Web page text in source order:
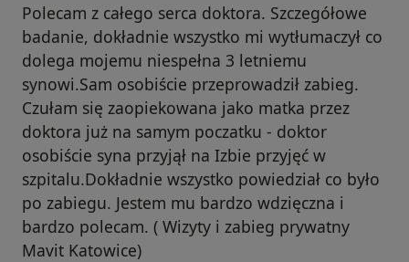
Polecam z całego serca doktora. Szczegółowe
badanie, dokładnie wszystko mi wytłumaczył co
dolega mojemu niespełna 3 letniemu
synowi.Sam osobiście przeprowadził zabieg.
Czułam się zaopiekowana jako matka przez
doktora już na samym poczatku - doktor
osobiście syna przyjął na Izbie przyjęć w
szpitalu.Dokładnie wszystko powiedział co było
po zabiegu. Jestem mu bardzo wdzięczna i
bardzo polecam. ( Wizyty i zabieg prywatny
Mavit Katowice)